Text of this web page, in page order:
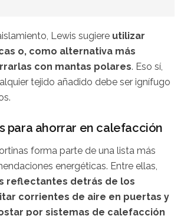
Lewis sugiere utilizar
o, como alternativa más
con mantas polares. Eso sí,
tejido añadido debe ser ignífugo
para ahorrar en calefacción
forma parte de una lista más
energéticas. Entre ellas,
reflectantes detrás de los
corrientes de aire en puertas y
por sistemas de calefacción